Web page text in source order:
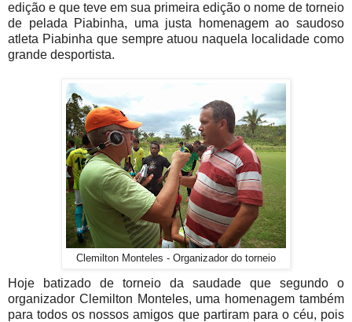
edição e que teve em sua primeira edição o nome de torneio
de pelada Piabinha, uma justa homenagem ao saudoso
atleta Piabinha que sempre atuou naquela localidade como
grande desportista.
Clemilton Monteles - Organizador do torneio
Hoje batizado de torneio da saudade que segundo o
organizador Clemilton Monteles, uma homenagem também
para todos os nossos amigos que partiram para o céu, pois